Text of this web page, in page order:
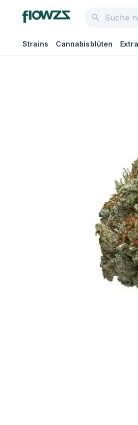
Strains Cannabisblüten